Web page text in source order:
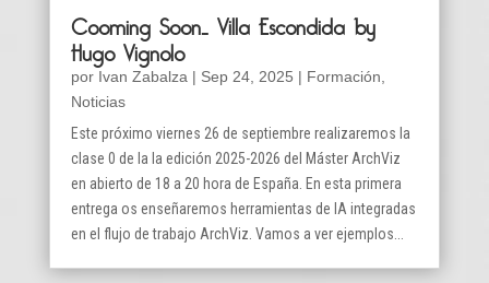
Cooming Soon… Villa Escondida by
Hugo Vignolo
por Ivan Zabalza| Sep 24, 2025 | Formación,
Noticias
Este próximo viernes 26 de septiembre realizaremos la
clase 0 de la la edición 2025-2026 del Máster ArchViz
en abierto de 18 a 20 hora de España. En esta primera
entrega os enseñaremos herramientas de IA integradas
en el flujo de trabajo ArchViz. Vamos a ver ejemplos...